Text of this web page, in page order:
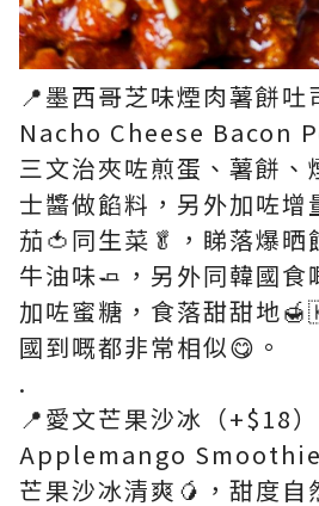
📍墨西哥芝味煙肉薯餅吐
Nacho Cheese Bacon
三文治夾咗煎蛋、薯餅
士醬做餡料，另外加咗增
茄🍅同生菜🥬，睇落爆晒
牛油味🧈，另外同韓國食
加咗蜜糖，食落甜甜地
國到嘅都非常相似😋。
.
📍愛文芒果沙冰（+$18）
Applemango Smoothie
芒果沙冰清爽🥭，甜度自